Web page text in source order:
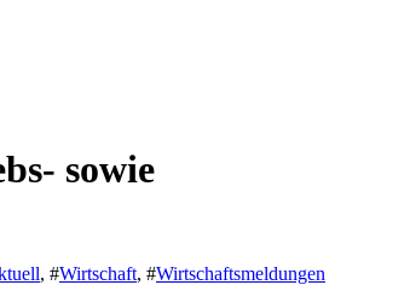
sowie
, #Wirtschaft, #Wirtschaftsmeldungen